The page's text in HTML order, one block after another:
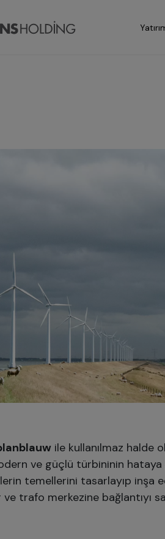
ile kullanılmaz halde
ve güçlü türbininin
temellerini tasarlayıp inşa
trafo merkezine bağlantıyı